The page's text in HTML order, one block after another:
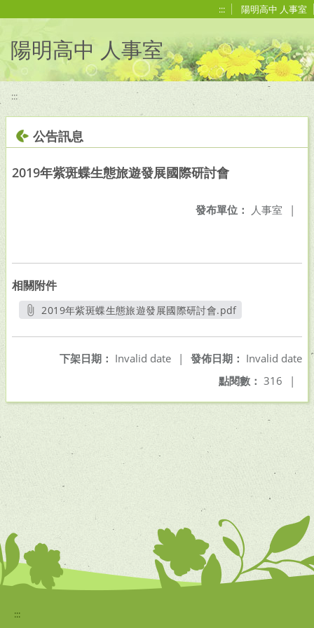
::: 陽明高中 人事室
陽明高中 人事室
:::
公告訊息
2019年紫斑蝶生態旅遊發展國際研討會
發布單位： 人事室 |
相關附件
2019年紫斑蝶生態旅遊發展國際研討會.pdf
發佈日期： Invalid date
下架日期： Invalid date
|
點閱數： 316 |
:::